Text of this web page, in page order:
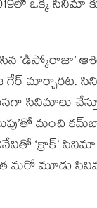
ఒక్క సినిమా
‘డిస్కోరాజా’
గేర్ మార్చారట.
సినిమాలు
మంచి
‘క్రాక్’
మరో మూడు